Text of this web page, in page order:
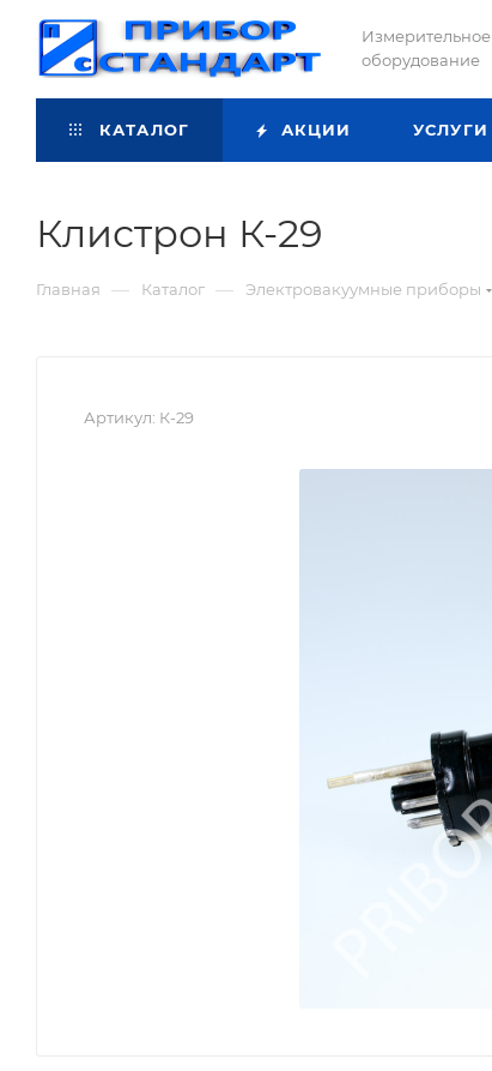
Измерительное
оборудование
КАТАЛОГ АКЦИИ УСЛУГИ
Клистрон К-29
Главная — Каталог — Электровакуумные приборы
Артикул: К-29